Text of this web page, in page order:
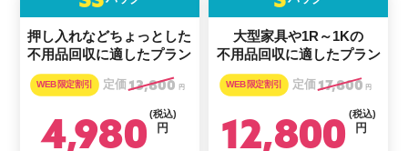
押し入れなどちょっとした
不用品回収に適したプラン
定価13,800 円
4,980 円
(税込)
大型家具や1R～1Kの
不用品回収に適したプラン
定価17,800 円
12,800 円
(税込)